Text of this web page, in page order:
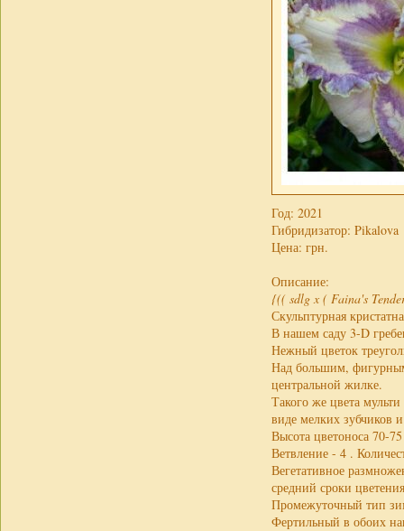
Год: 2021
Гибридизатор: Pikalova
Цена: грн.
Описание:
{(( sdlg x ( Faina's
Скульптурная
В нашем саду 3-D
Нежный цветок
Над большим,
центральной жилке.
Такого же цвета
виде мелких зубчиков
Высота цветоноса 70-
Ветвление - 4 .
Вегетативное
средний сроки
Промежуточный тип
Фертильный в обоих